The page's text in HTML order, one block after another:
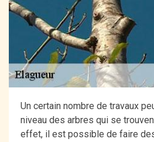
Un certain nombre de travaux
niveau des arbres qui se
effet, il est possible de faire